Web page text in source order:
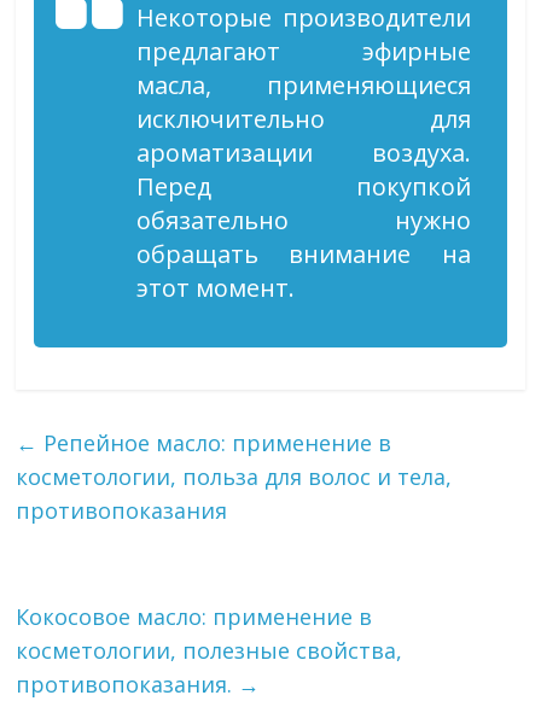
Некоторые производители
предлагают эфирные
масла, применяющиеся
исключительно для
ароматизации воздуха.
Перед покупкой
обязательно нужно
обращать внимание на
этот момент.
← Репейное масло: применение в
косметологии, польза для волос и тела,
противопоказания
Кокосовое масло: применение в
косметологии, полезные свойства,
противопоказания. →